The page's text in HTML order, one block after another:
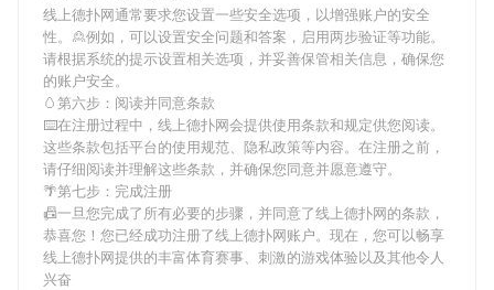
线上德扑网通常要求您设置一些安全选项，以增强账户的安全
性。🙎例如，可以设置安全问题和答案，启用两步验证等功能。
请根据系统的提示设置相关选项，并妥善保管相关信息，确保您
的账户安全。
🥚第六步：阅读并同意条款
⌨️在注册过程中， 线上德扑网会提供使用条款和规定供您阅读。
这些条款包括平台的使用规范、隐私政策等内容。在注册之前，
请仔细阅读并理解这些条款，并确保您同意并愿意遵守。
🌴第七步：完成注册
📠一旦您完成了所有必要的步骤，并同意了线上德扑网的条款，
恭喜您！您已经成功注册了线上德扑网账户。现在，您可以畅享
线上德扑网提供的丰富体育赛事、刺激的游戏体验以及其他令人
兴奋